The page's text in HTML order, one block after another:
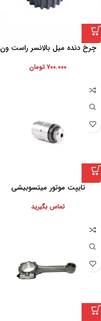
چرخ دنده میل بالانسر راست ون
۷۰۰.۰۰۰تومان
تایپت موتور میتسوبیشی
تماس بگیرید